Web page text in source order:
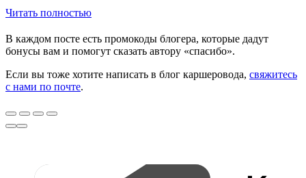
Читать полностью
В каждом посте есть промокоды блогера, которые дадут
бонусы вам и помогут сказать автору «спасибо».
Если вы тоже хотите написать в блог каршеровода, свяжитесь
с нами по почте.